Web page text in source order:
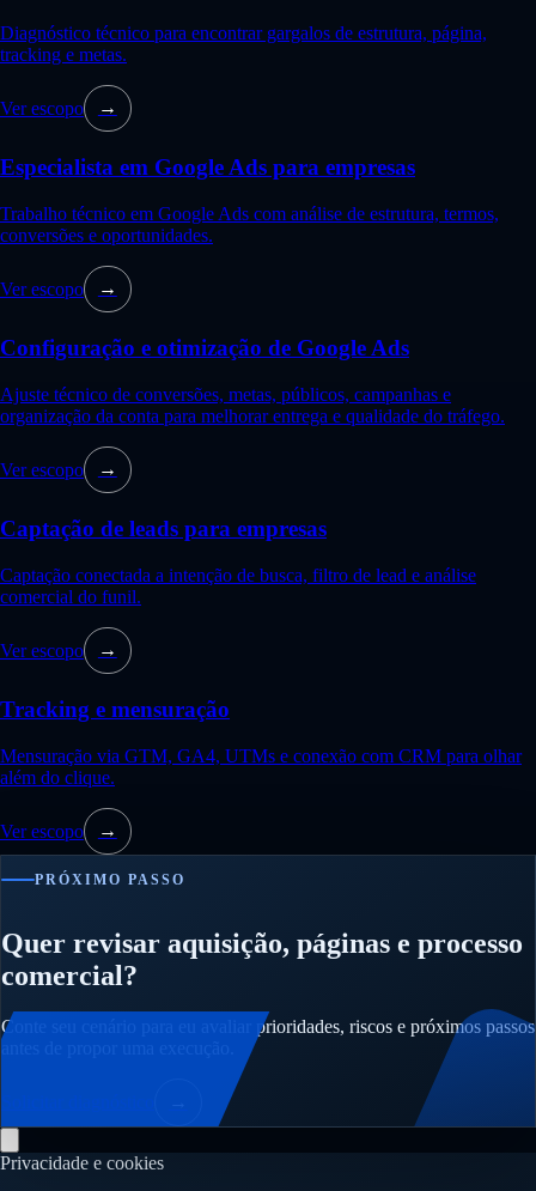
Diagnóstico técnico para encontrar gargalos de estrutura, página,
tracking e metas.
Ver escopo →
Especialista em Google Ads para empresas
Trabalho técnico em Google Ads com análise de estrutura, termos,
conversões e oportunidades.
Ver escopo →
Configuração e otimização de Google Ads
Ajuste técnico de conversões, metas, públicos, campanhas e
organização da conta para melhorar entrega e qualidade do tráfego.
Ver escopo →
Captação de leads para empresas
Captação conectada a intenção de busca, filtro de lead e análise
comercial do funil.
Ver escopo →
Tracking e mensuração
Mensuração via GTM, GA4, UTMs e conexão com CRM para olhar
além do clique.
Ver escopo →
PRÓXIMO PASSO
Quer revisar aquisição, páginas e processo
comercial?
Conte seu cenário para eu avaliar prioridades, riscos e próximos passos
Privacidade e cookies